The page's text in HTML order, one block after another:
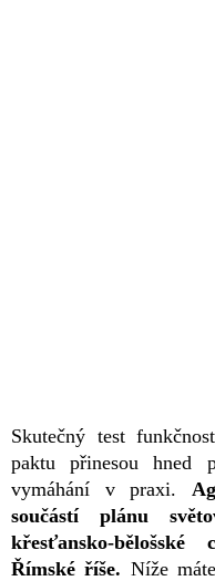
Skutečný test
paktu přinesou hned
vymáhání v praxi.
součástí plánu
křesťansko-
Římské říše. Níže